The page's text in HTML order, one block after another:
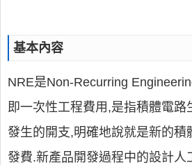
基本內容
NRE是Non-Recurring
即一次性工程費用,是指積體電路
發生的開支,明確地說就是新的積
發費.新產品開發過程中的設計人